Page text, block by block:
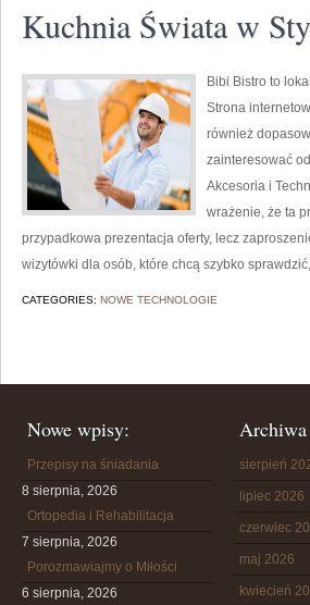
Kuchnia Świata w
Bibi Bistro to
Strona
również
zainteresować
Akcesoria i
wrażenie, że ta
przypadkowa prezentacja oferty, lecz
wizytówki dla osób, które chcą szybko
CATEGORIES: NOWE TECHNOLOGIE
Nowe wpisy:
Przepisy na śniadania
8 sierpnia, 2026
Ortopedia i Rehabilitacja
7 sierpnia, 2026
Porozmawiajmy o Miłości
6 sierpnia, 2026
Archiwa
sierpień
lipiec 2026
czerwiec
maj 2026
kwiecień